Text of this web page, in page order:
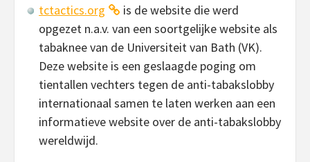
tctactics.org
is de website die werd
opgezet n.a.v. van een soortgelijke website als
tabaknee van de Universiteit van Bath (VK).
Deze website is een geslaagde poging om
tientallen vechters tegen de anti-tabakslobby
internationaal samen te laten werken aan een
informatieve website over de anti-tabakslobby
wereldwijd.